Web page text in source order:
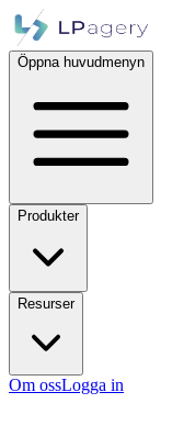
Öppna huvudmenyn
Produkter
Resurser
Om ossLogga in